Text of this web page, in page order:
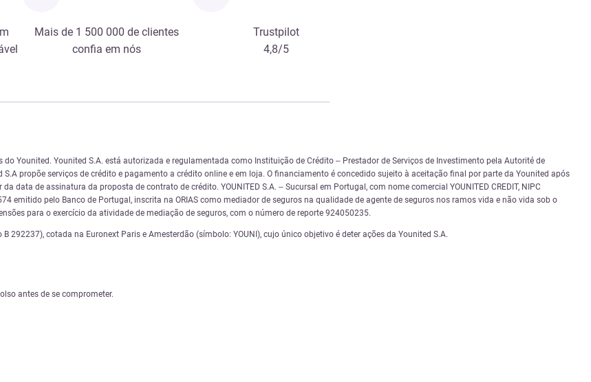
Mais de 1 500 000 de clientes
confia em nós
Trustpilot
4,8/5
Younited. Younited S.A. está autorizada e regulamentada como Instituição de Crédito – Prestador de Serviços de Investimento pela Autorité de
propõe serviços de crédito e pagamento a crédito online e em loja. O financiamento é concedido sujeito à aceitação final por parte da Younited após
data de assinatura da proposta de contrato de crédito. YOUNITED S.A. – Sucursal em Portugal, com nome comercial YOUNITED CREDIT, NIPC
emitido pelo Banco de Portugal, inscrita na ORIAS como mediador de seguros na qualidade de agente de seguros nos ramos vida e não vida sob o
para o exercício da atividade de mediação de seguros, com o número de reporte 924050235.
cotada na Euronext Paris e Amesterdão (símbolo: YOUNI), cujo único objetivo é deter ações da Younited S.A.
antes de se comprometer.